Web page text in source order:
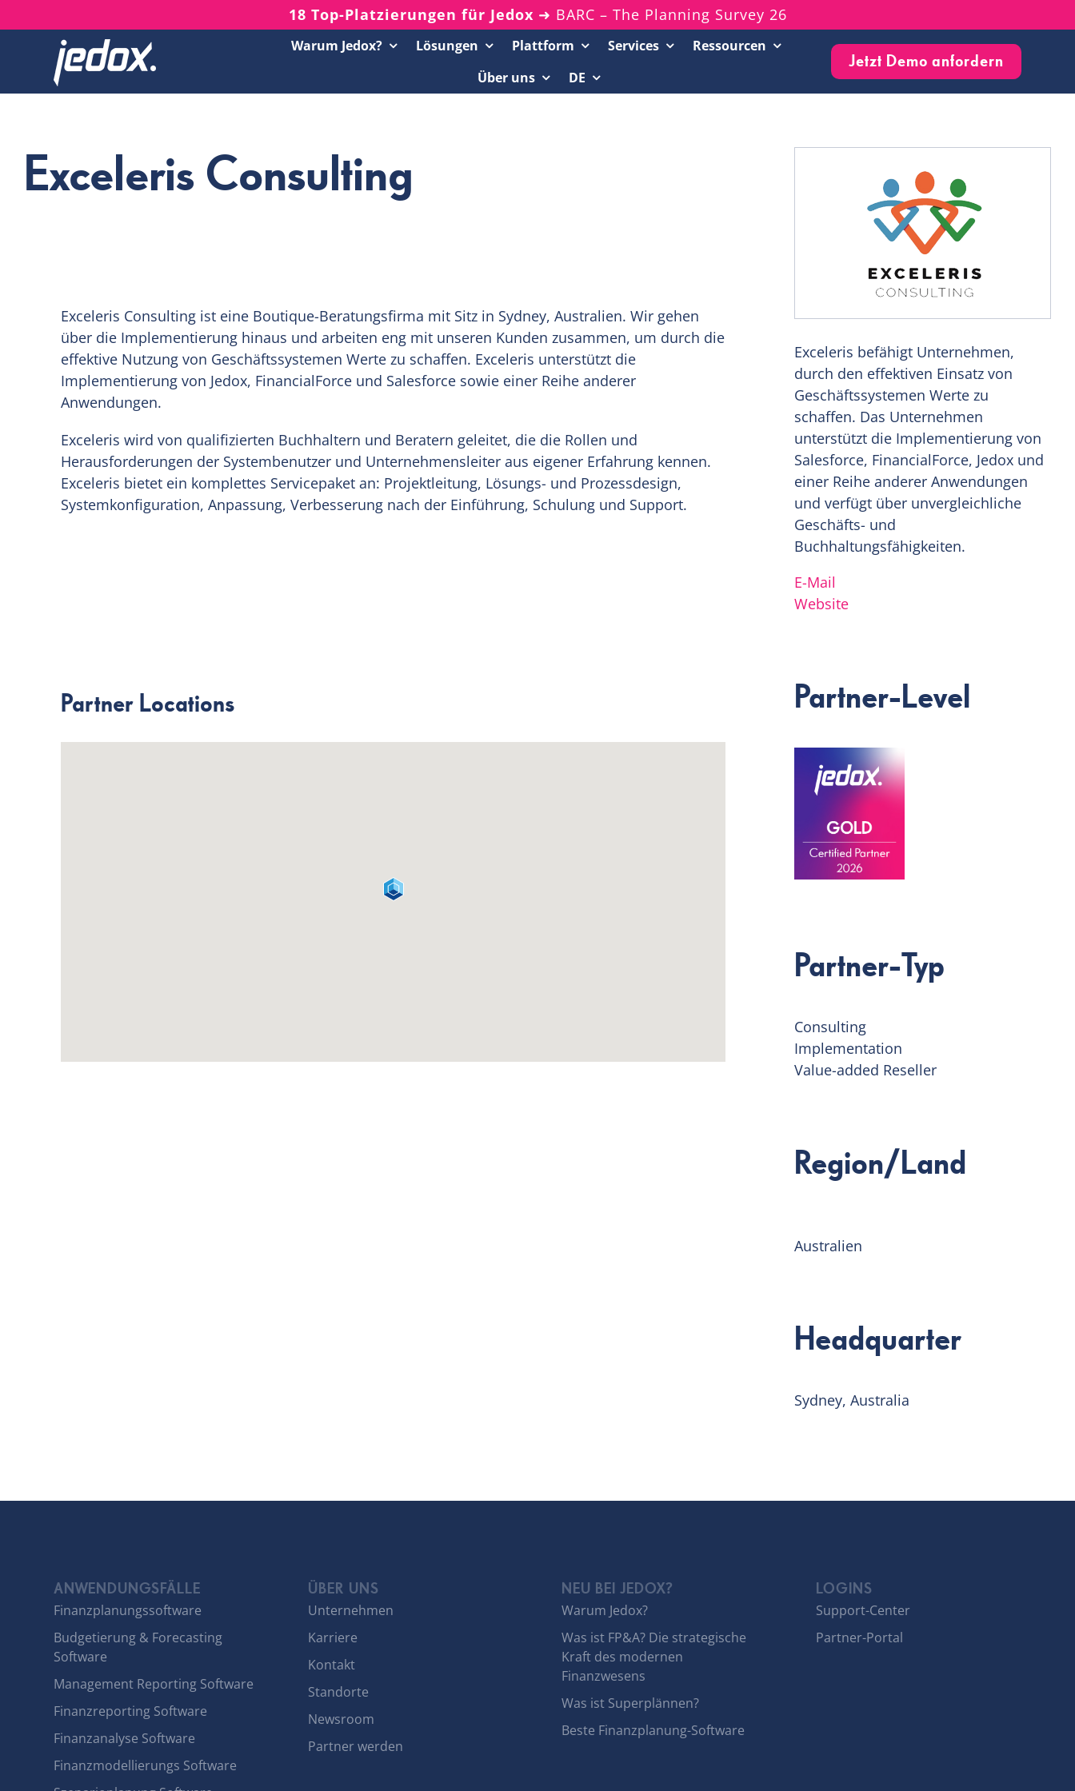
to
18 Top-Platzierungen für Jedox ➜ BARC – The Planning Survey 26
Warum Jedox? Lösungen Plattform Services Ressourcen
Ressourcenportal
Customer Success Stories
Über uns DE
Jetzt Demo anfordern
Exceleris Consulting
Exceleris Consulting ist eine Boutique-Beratungsfirma mit Sitz in Sydney, Australien. Wir gehen
über die Implementierung hinaus und arbeiten eng mit unseren Kunden zusammen, um durch die
effektive Nutzung von Geschäftssystemen Werte zu schaffen. Exceleris unterstützt die
Implementierung von Jedox, FinancialForce und Salesforce sowie einer Reihe anderer
Anwendungen.
Exceleris wird von qualifizierten Buchhaltern und Beratern geleitet, die die Rollen und
Herausforderungen der Systembenutzer und Unternehmensleiter aus eigener Erfahrung kennen.
Exceleris bietet ein komplettes Servicepaket an: Projektleitung, Lösungs- und Prozessdesign,
Systemkonfiguration, Anpassung, Verbesserung nach der Einführung, Schulung und Support.
Partner Locations
Exceleris befähigt Unternehmen,
durch den effektiven Einsatz von
Geschäftssystemen Werte zu
schaffen. Das Unternehmen
unterstützt die Implementierung von
Salesforce, FinancialForce, Jedox und
einer Reihe anderer Anwendungen
und verfügt über unvergleichliche
Geschäfts- und
Buchhaltungsfähigkeiten.
E-Mail
Website
Partner-Level
Partner-Typ
Consulting
Implementation
Value-added Reseller
Region/Land
Australien
Headquarter
Sydney, Australia
ANWENDUNGSFÄLLE
Finanzplanungssoftware
Budgetierung & Forecasting
Software
Management Reporting Software
Finanzreporting Software
Finanzanalyse Software
Finanzmodellierungs Software
ÜBER UNS
Unternehmen
Karriere
Kontakt
Standorte
Newsroom
Partner werden
NEU BEI JEDOX?
Warum Jedox?
Was ist FP&A? Die strategische
Kraft des modernen
Finanzwesens
Was ist Superplännen?
Beste Finanzplanung-Software
LOGINS
Support-Center
Partner-Portal